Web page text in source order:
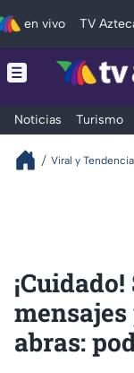
en vivo TV
Noticias Turismo
Viral y Tendencia
abras: